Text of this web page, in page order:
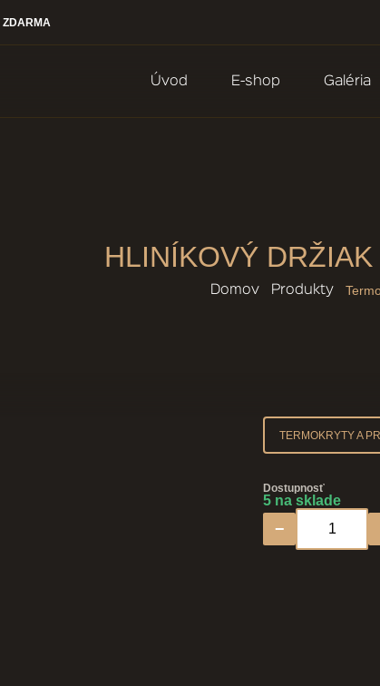
ZDARMA
Úvod E-shop Galéria
HLINÍKOVÝ
Domov Produkty
TERMOKRYTY A
Dostupnosť
5 na sklade
množstvo
−